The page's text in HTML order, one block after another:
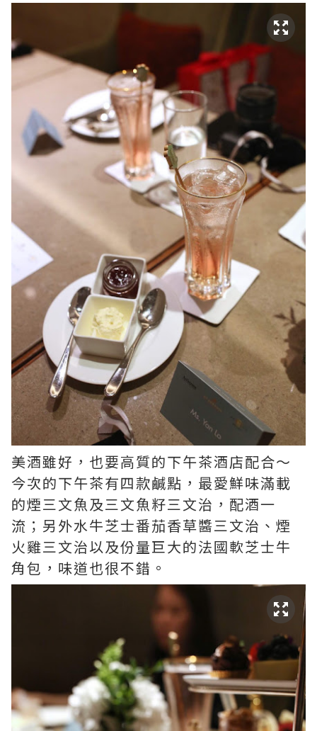
美酒雖好，也要高質的下午茶酒店配合～
今次的下午茶有四款鹹點，最愛鮮味滿載
的煙三文魚及三文魚籽三文治，配酒一
流；另外水牛芝士番茄香草醬三文治、煙
火雞三文治以及份量巨大的法國軟芝士牛
角包，味道也很不錯。